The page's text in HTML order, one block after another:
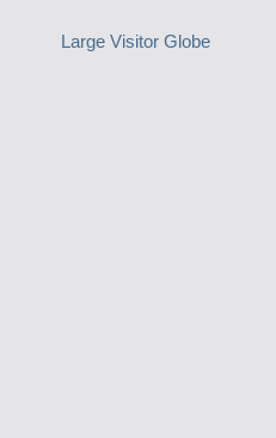
Large Visitor Globe